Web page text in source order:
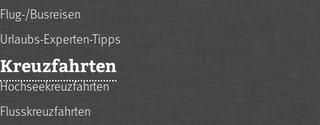
Flug-/Busreisen
Urlaubs-Experten-Tipps
Kreuzfahrten
Hochseekreuzfahrten
Flusskreuzfahrten